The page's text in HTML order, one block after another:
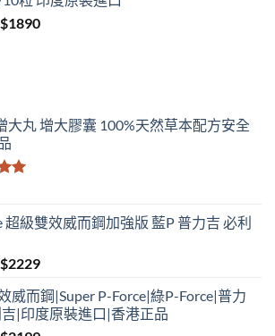
through
$2129
$1890Price
大丸 增大膠囊 100%天然草本配方安全
超級雙效威而鋼加強版 藍P 普力吉 必利
$2229Price
$379
through
威而鋼|Super P-Force|綠P-Force|普力
|印度原裝進口|香港正品